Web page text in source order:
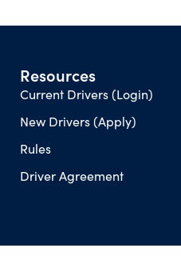
Resources
Current Drivers (Login)
New Drivers (Apply)
Rules
Driver Agreement